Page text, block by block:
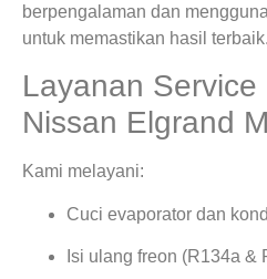
berpengalaman dan
untuk memastikan hasil terbaik.
Layanan
Nissan Elgrand
Kami melayani:
Cuci evaporator dan
Isi ulang freon (R134a &